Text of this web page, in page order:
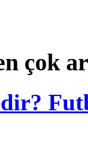
çok